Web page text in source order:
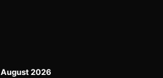
August 2026